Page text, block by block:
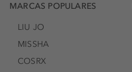
MARCAS POPULARES
LIU JO
MISSHA
COSRX